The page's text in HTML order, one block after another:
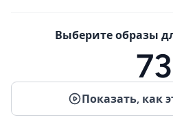
Выберите образы
73
Показать, как